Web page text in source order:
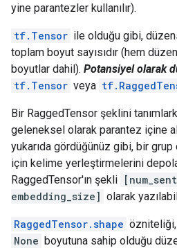
yine parantezler kullanılır).
tf.Tensor ile olduğu gibi,
toplam boyut sayısıdır (hem
boyutlar dahil). Potansiyel olarak
tf.Tensor veya
Bir RaggedTensor şeklini
geleneksel olarak parantez içine
yukarıda gördüğünüz gibi, bir
için kelime yerleştirmelerini
RaggedTensor'ın şekli
embedding_size]
olarak
RaggedTensor.shape
None boyutuna sahip olduğu